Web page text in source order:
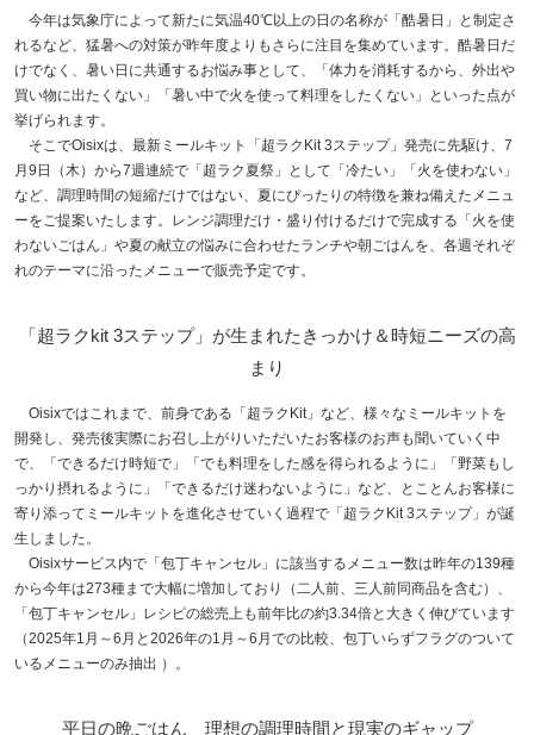
今年は気象庁によって新たに気温40℃以上の日の名称が「酷暑日」と制定さ
れるなど、猛暑への対策が昨年度よりもさらに注目を集めています。酷暑日だ
けでなく、暑い日に共通するお悩み事として、「体力を消耗するから、外出や
買い物に出たくない」「暑い中で火を使って料理をしたくない」といった点が
挙げられます。
そこでOisixは、最新ミールキット「超ラクKit 3ステップ」発売に先駆け、7
月9日（木）から7週連続で「超ラク夏祭」として「冷たい」「火を使わない」
など、調理時間の短縮だけではない、夏にぴったりの特徴を兼ね備えたメニュ
ーをご提案いたします。レンジ調理だけ・盛り付けるだけで完成する「火を使
わないごはん」や夏の献立の悩みに合わせたランチや朝ごはんを、各週それぞ
れのテーマに沿ったメニューで販売予定です。
「超ラクkit 3ステップ」が生まれたきっかけ＆時短ニーズの高
まり
Oisixではこれまで、前身である「超ラクKit」など、様々なミールキットを
開発し、発売後実際にお召し上がりいただいたお客様のお声も聞いていく中
で、「できるだけ時短で」「でも料理をした感を得られるように」「野菜もし
っかり摂れるように」「できるだけ迷わないように」など、とことんお客様に
寄り添ってミールキットを進化させていく過程で「超ラクKit 3ステップ」が誕
生しました。
Oisixサービス内で「包丁キャンセル」に該当するメニュー数は昨年の139種
から今年は273種まで大幅に増加しており（二人前、三人前同商品を含む）、
「包丁キャンセル」レシピの総売上も前年比の約3.34倍と大きく伸びています
（2025年1月～6月と2026年の1月～6月での比較、包丁いらずフラグのついて
いるメニューのみ抽出 ）。
平日の晩ごはん 理想の調理時間と現実のギャップ